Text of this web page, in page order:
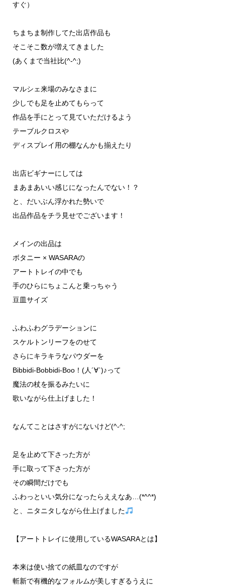
すぐ）
ちまちま制作してた出店作品も
そこそこ数が増えてきました
(あくまで当社比(^-^;)
マルシェ来場のみなさまに
少しでも足を止めてもらって
作品を手にとって見ていただけるよう
テーブルクロスや
ディスプレイ用の棚なんかも揃えたり
出店ビギナーにしては
まあまあいい感じになったんでない！？
と、だいぶん浮かれた勢いで
出品作品をチラ見せでございます！
メインの出品は
ボタニー × WASARAの
アートトレイの中でも
手のひらにちょこんと乗っちゃう
豆皿サイズ
ふわふわグラデーションに
スケルトンリーフをのせて
さらにキラキラなパウダーを
Bibbidi-Bobbidi-Boo！(人´∀`)♪って
魔法の杖を振るみたいに
歌いながら仕上げました！
なんてことはさすがにないけど(^-^;
足を止めて下さった方が
手に取って下さった方が
その瞬間だけでも
ふわっといい気分になったらええなあ…(*^^*)
と、ニタニタしながら仕上げました
【アートトレイに使用しているWASARAとは】
本来は使い捨ての紙皿なのですが
斬新で有機的なフォルムが美しすぎるうえに